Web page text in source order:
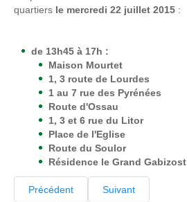
quartiers le mercredi 22 juillet 2015 :
de 13h45 à 17h :
Maison Mourtet
1, 3 route de Lourdes
1 au 7 rue des Pyrénées
Route d'Ossau
1, 3 et 6 rue du Litor
Place de l'Eglise
Route du Soulor
Résidence le Grand Gabizost
Précédent Suivant